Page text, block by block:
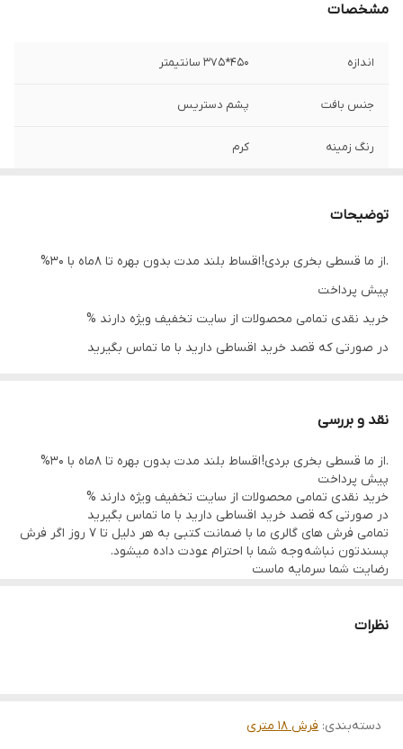
مشخصات
اندازه 450*375 سانتیمتر
جنس بافت پشم دستریس
رنگ زمینه کرم
توضیحات
.از ما قسطی بخری بردی! اقساط بلند مدت بدون بهره تا 8ماه با 30%
پیش پرداخت
خرید نقدی تمامی محصولات از سایت تخفیف ویژه دارند %
در صورتی که قصد خرید اقساطی دارید با ما تماس بگیرید
تمامی فرشها نوبافت و کهنه بافت گالری ما با سرویس کامل (شست
وشو,چرم دوزی,دوگره ریشه) هستند و ارسال به تمام نقاط جهان(به غیر
از فلسطین اشعالی) پذیرفته میشود
نقد و بررسی
.از ما قسطی بخری بردی! اقساط بلند مدت بدون بهره تا 8ماه با 30%
پیش پرداخت
خرید نقدی تمامی محصولات از سایت تخفیف ویژه دارند %
در صورتی که قصد خرید اقساطی دارید با ما تماس بگیرید
تمامی فرش های گالری ما با ضمانت کتبی به هر دلیل تا 7 روز اگر فرش
پسندتون نباشه وجه شما با احترام عودت داده میشود.
رضایت شما سرمایه ماست
از فلسطین اشعالی) پذیرفته میشود
نظرات
دسته‌بندی: فرش 18 متری